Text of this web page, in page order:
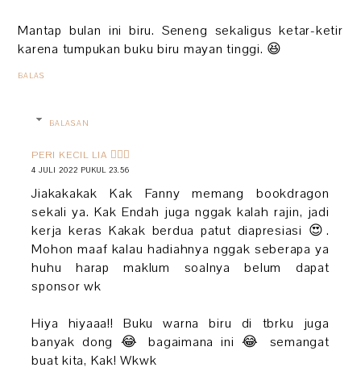
Mantap bulan ini biru. Seneng sekaligus ketar-ketir
karena tumpukan buku biru mayan tinggi. 😆
BALAS
BALASAN
PERI KECIL LIA 🧚🏻‍♀️
4 JULI 2022 PUKUL 23.56
Jiakakakak Kak Fanny memang bookdragon
sekali ya. Kak Endah juga nggak kalah rajin, jadi
kerja keras Kakak berdua patut diapresiasi 😍.
Mohon maaf kalau hadiahnya nggak seberapa ya
huhu harap maklum soalnya belum dapat
sponsor wk
Hiya hiyaaa!! Buku warna biru di tbrku juga
banyak dong 😂 bagaimana ini 😂 semangat
buat kita, Kak! Wkwk